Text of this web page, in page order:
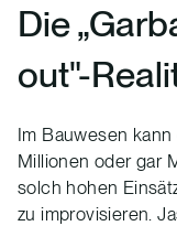
Die
out"-
Im Bauwesen
Millionen oder gar
solch hohen
zu improvisieren.